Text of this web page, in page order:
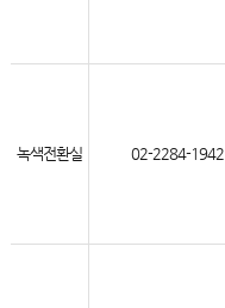
녹색전환실 02-2284-1942